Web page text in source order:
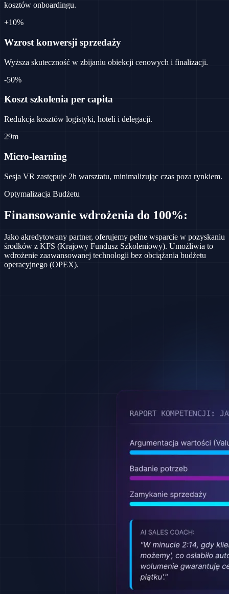
kosztów onboardingu.
+10%
Wzrost konwersji sprzedaży
Wyższa skuteczność w zbijaniu obiekcji cenowych i finalizacji.
-50%
Koszt szkolenia per capita
Redukcja kosztów logistyki, hoteli i delegacji.
29m
Micro-learning
Sesja VR zastępuje 2h warsztatu, minimalizując czas poza rynkiem.
Optymalizacja Budżetu
Finansowanie wdrożenia do 100%:
Jako akredytowany partner, oferujemy pełne wsparcie w pozyskaniu
środków z KFS (Krajowy Fundusz Szkoleniowy). Umożliwia to
wdrożenie zaawansowanej technologii bez obciążania budżetu
operacyjnego (OPEX).